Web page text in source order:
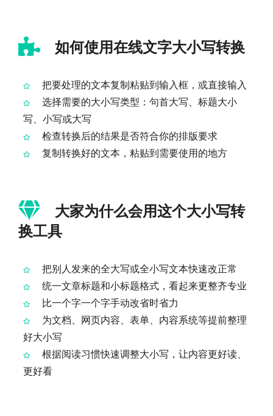
如何使用在线文字大小写转换
把要处理的文本复制粘贴到输入框，或直接输入
选择需要的大小写类型：句首大写、标题大小
写、小写或大写
检查转换后的结果是否符合你的排版要求
复制转换好的文本，粘贴到需要使用的地方
大家为什么会用这个大小写转
换工具
把别人发来的全大写或全小写文本快速改正常
统一文章标题和小标题格式，看起来更整齐专业
比一个字一个字手动改省时省力
为文档、网页内容、表单、内容系统等提前整理
好大小写
根据阅读习惯快速调整大小写，让内容更好读、
更好看